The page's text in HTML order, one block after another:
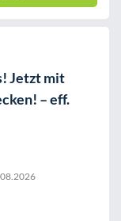
Jetzt mit
– eff.